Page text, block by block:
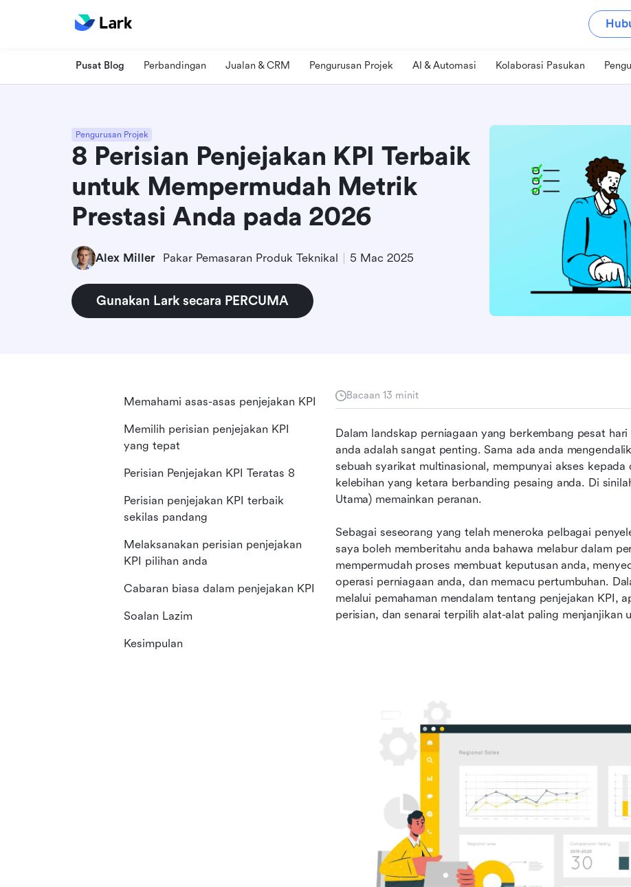
Pusat Blog Perbandingan Jualan & CRM Pengurusan Projek AI & Automasi Kolaborasi Pasukan
Pengurusan Projek
8 Perisian Penjejakan KPI Terbaik
untuk Mempermudah Metrik
Prestasi Anda pada 2026
Alex Miller Pakar Pemasaran Produk Teknikal 5 Mac 2025
Gunakan Lark secara PERCUMA
Bacaan 13 minit
Dalam landskap perniagaan yang berkembang pesat
anda adalah sangat penting. Sama ada anda
sebuah syarikat multinasional, mempunyai akses
kelebihan yang ketara berbanding pesaing anda. Di
Utama) memainkan peranan.
Sebagai seseorang yang telah meneroka pelbagai
saya boleh memberitahu anda bahawa melabur dalam
mempermudah proses membuat keputusan anda,
operasi perniagaan anda, dan memacu pertumbuhan.
melalui pemahaman mendalam tentang penjejakan KPI,
perisian, dan senarai terpilih alat-alat paling
Memahami asas-asas penjejakan KPI
Memilih perisian penjejakan KPI
yang tepat
Perisian Penjejakan KPI Teratas 8
Perisian penjejakan KPI terbaik
sekilas pandang
Melaksanakan perisian penjejakan
KPI pilihan anda
Cabaran biasa dalam penjejakan KPI
Soalan Lazim
Kesimpulan